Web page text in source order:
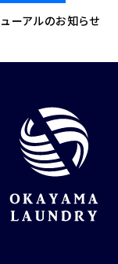
ーアルのお知らせ